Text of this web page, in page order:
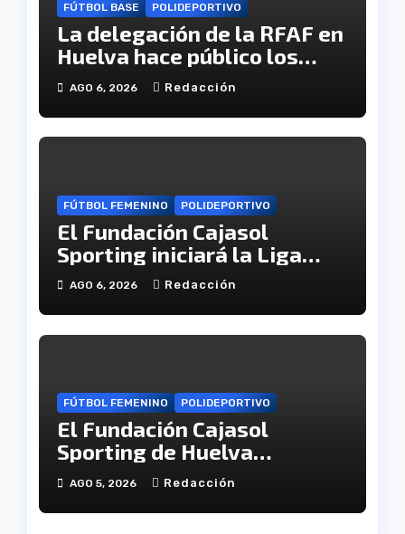
FÚTBOL BASE POLIDEPORTIVO
La delegación de la RFAF en
Huelva hace público los
calendarios de la categoría
juvenil
AGO 6, 2026 Redacción
FÚTBOL FEMENINO POLIDEPORTIVO
El Fundación Cajasol
Sporting iniciará la Liga
recibiendo al Cacereño
AGO 6, 2026 Redacción
FÚTBOL FEMENINO POLIDEPORTIVO
El Fundación Cajasol
Sporting de Huelva
disputará la Copa de
Andalucía en el Estadio
Antonio Toledo Sánchez
AGO 5, 2026 Redacción